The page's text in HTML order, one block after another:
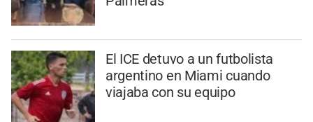
El ICE detuvo a un futbolista
argentino en Miami cuando
viajaba con su equipo